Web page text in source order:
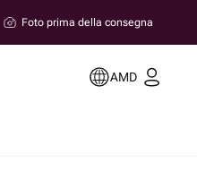
Foto prima della consegna
AMD